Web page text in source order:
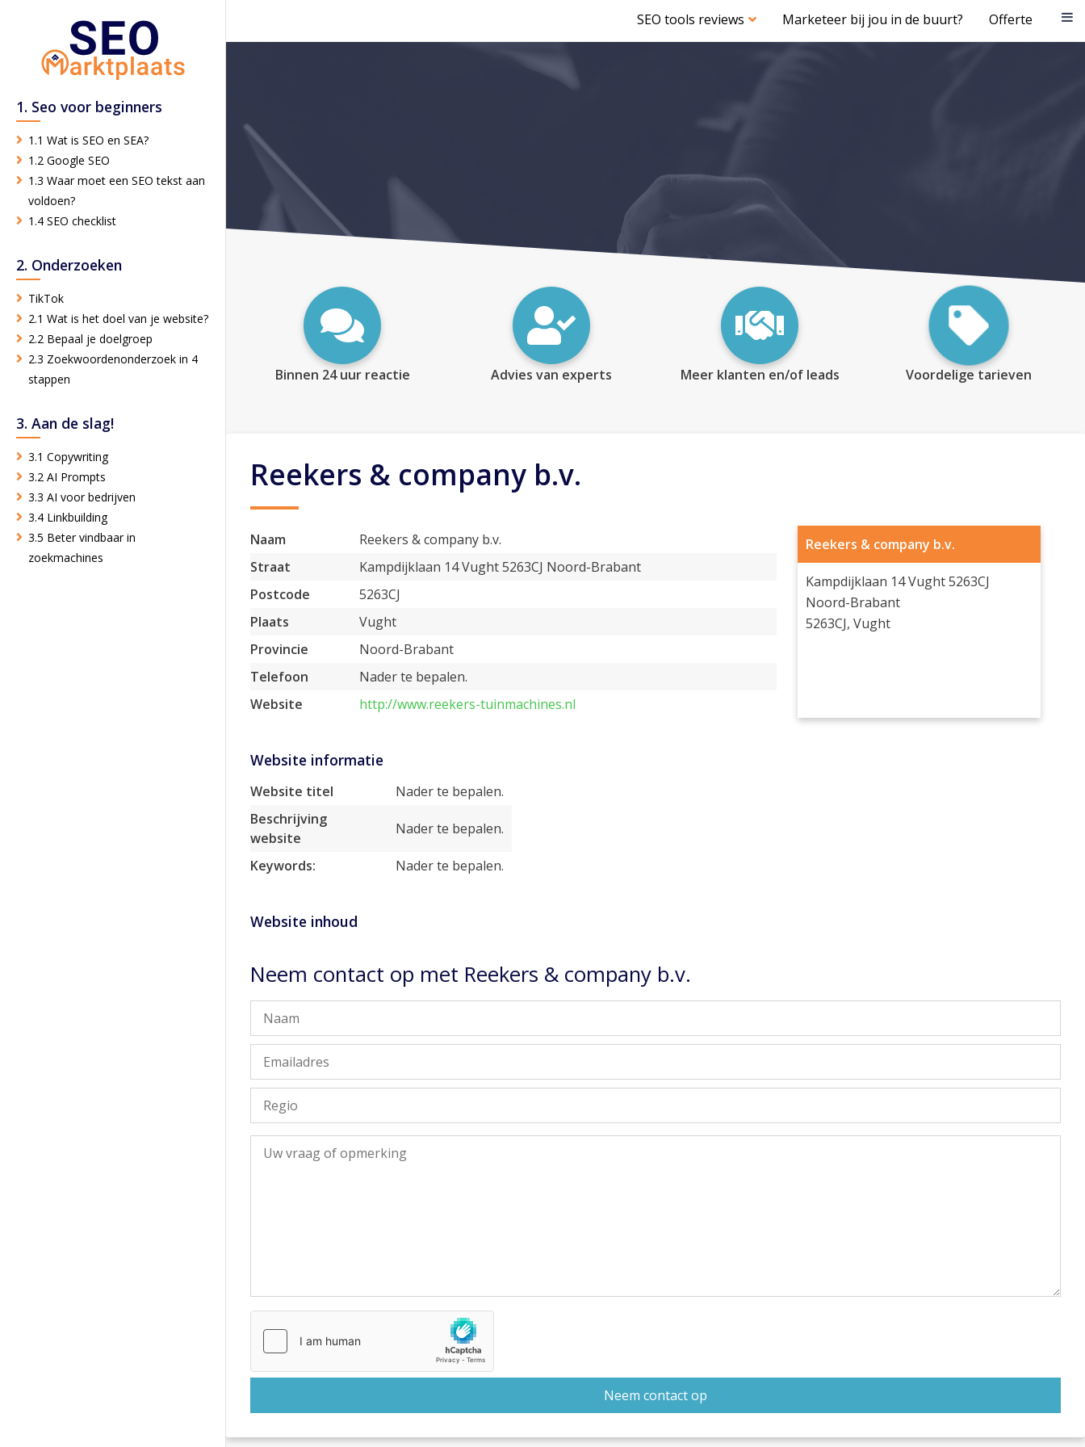
SEO tools reviews Marketeer bij jou in de buurt? Offerte
1. Seo voor beginners
1.1 Wat is SEO en SEA?
1.2 Google SEO
1.3 Waar moet een SEO tekst aan
voldoen?
1.4 SEO checklist
2. Onderzoeken
TikTok
2.1 Wat is het doel van je website?
2.2 Bepaal je doelgroep
2.3 Zoekwoordenonderzoek in 4
stappen
3. Aan de slag!
3.1 Copywriting
3.2 AI Prompts
3.3 AI voor bedrijven
3.4 Linkbuilding
3.5 Beter vindbaar in
zoekmachines
Binnen 24 uur reactie Advies van experts Meer klanten en/of leads Voordelige tarieven
Reekers & company b.v.
Naam
Reekers & company b.v.
Straat
Kampdijklaan 14 Vught 5263CJ Noord-Brabant
Postcode
5263CJ
Plaats
Vught
Provincie
Noord-Brabant
Telefoon
Nader te bepalen.
Website
http://www.reekers-tuinmachines.nl
Reekers & company b.v.
Kampdijklaan 14 Vught 5263CJ
Noord-Brabant
5263CJ, Vught
Website informatie
Website titel
Nader te bepalen.
Beschrijving
website
Nader te bepalen.
Keywords: Nader te bepalen.
Website inhoud
Neem contact op met Reekers & company b.v.